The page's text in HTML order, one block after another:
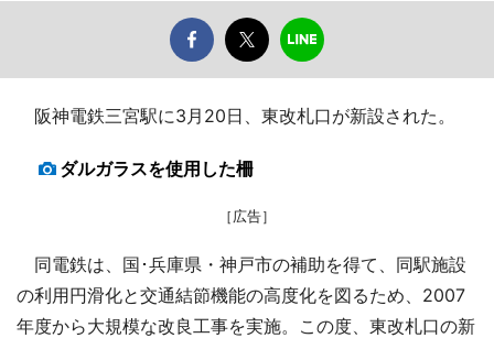
阪神電鉄三宮駅に3月20日、東改札口が新設された。
ダルガラスを使用した柵
［広告］
同電鉄は、国･兵庫県・神戸市の補助を得て、同駅施設
の利用円滑化と交通結節機能の高度化を図るため、2007
年度から大規模な改良工事を実施。この度、東改札口の新